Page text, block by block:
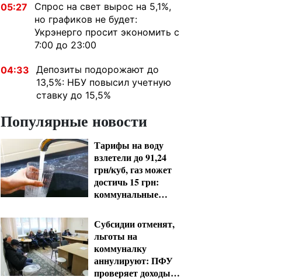
05:27
Спрос на свет вырос на 5,1%,
но графиков не будет:
Укрэнерго просит экономить с
7:00 до 23:00
04:33
Депозиты подорожают до
13,5%: НБУ повысил учетную
ставку до 15,5%
Популярные новости
Тарифы на воду
взлетели до 91,24
грн/куб, газ может
достичь 15 грн:
коммунальные
Субсидии отменят,
льготы на
коммуналку
аннулируют: ПФУ
проверяет доходы